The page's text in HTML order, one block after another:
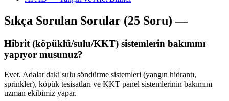
Sıkça Sorulan Sorular (25 Soru) —
Hibrit (köpüklü/sulu/KKT) sistemlerin bakımını
yapıyor musunuz?
Evet. Adalar'daki sulu söndürme sistemleri (yangın hidrantı,
sprinkler), köpük tesisatları ve KKT panel sistemlerinin bakımını
uzman ekibimiz yapar.